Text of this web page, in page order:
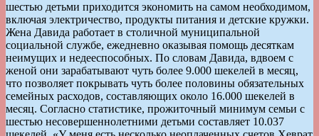
шестью детьми приходится экономить на самом необходимом,
включая электричество, продукты питания и детские кружки.
Жена Давида работает в столичной муниципальной
социальной службе, ежедневно оказывая помощь десяткам
неимущих и недееспособных. По словам Давида, вдвоем с
женой они зарабатывают чуть более 9.000 шекелей в месяц,
что позволяет покрывать чуть более половины обязательных
семейных расходов, составляющих около 16.000 шекелей в
месяц. Согласно статистике, прожиточный минимум семьи с
шестью несовершеннолетними детьми составляет 10.037